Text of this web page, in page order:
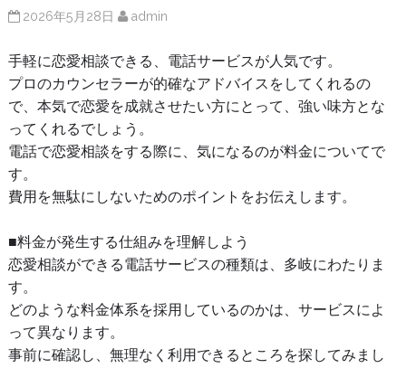
2026年5月28日 admin
手軽に恋愛相談できる、電話サービスが人気です。
プロのカウンセラーが的確なアドバイスをしてくれるの
で、本気で恋愛を成就させたい方にとって、強い味方とな
ってくれるでしょう。
電話で恋愛相談をする際に、気になるのが料金についてで
す。
費用を無駄にしないためのポイントをお伝えします。
■料金が発生する仕組みを理解しよう
恋愛相談ができる電話サービスの種類は、多岐にわたりま
す。
どのような料金体系を採用しているのかは、サービスによ
って異なります。
事前に確認し、無理なく利用できるところを探してみまし